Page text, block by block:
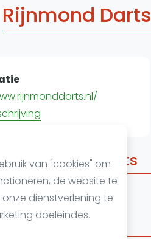
van "cookies" om
de website te
dienstverlening te
doeleindes.
Rijnmond Darts
Rijnmond Darts